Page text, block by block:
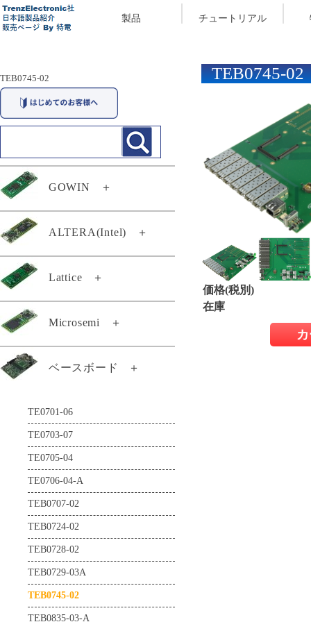
製品 チュートリアル
TEB0745-02
GOWIN ＋
29174
29294
TEC0117-01
TEC0117-01-A
ALTERA(Intel) ＋
TEI0003-03-QFCR4A
TEF0008-02-D
TEF0008-03-D
TEI0001-04-DBC83A
TEI0001-04-DBC87A
TEI0001-04-FBC88A
TEI0003-03-QFCT4A
TEI0004-02
TEI0005-02
TEI0005-02-T
TEI0006-03-220-5I
TEI0006-04-ALE13A
TEI0006-04-API23A
TEI0006-05-API23A
TEI0009-02-055-8CA
Lattice ＋
TE0887-04-M
TE0889-03
TEL0001-02
Microsemi ＋
TEM0001-01A-ABC-2
TEM0002-02-010CA
TEM0005-02-010I
TEM0007-01-CAA11-A
TEM0007-01-CAD31-A
TEM0007-01-CBD11-A
TEM0007-01-CHE11-A
TEMB0001-01
TEMB0005-01
TEMB0005-02
ベースボード ＋
TE0701-06
TE0703-07
TE0705-04
TE0706-04-A
TEB0707-02
TEB0724-02
TEB0728-02
TEB0729-03A
TEB0745-02
TEB0835-03-A
TEB0745-02
価格(税別)
在庫